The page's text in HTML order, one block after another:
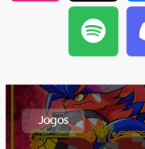
Jogos